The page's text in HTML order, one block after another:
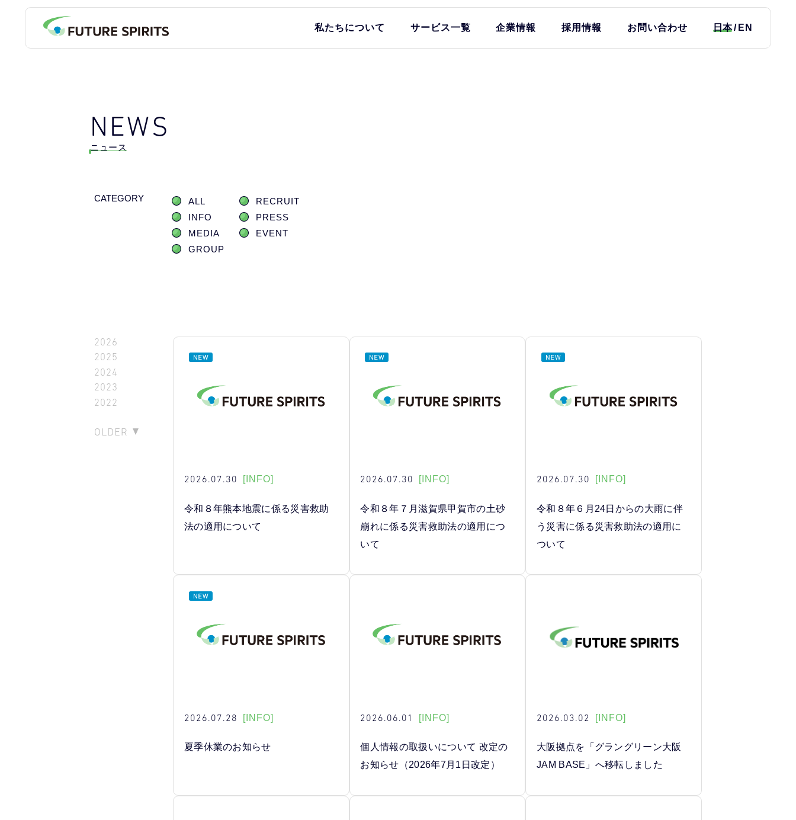
私たちについて サービス一覧 企業情報 採用情報 お問い合わせ 日本 EN
NEWS
ニュース
CATEGORY ALL
RECRUIT
INFO
PRESS
MEDIA
EVENT
GROUP
2026
2025
2024
2023
2022
OLDER
2026.07.30 [INFO]
令和８年熊本地震に係る災害救助
法の適用について
2026.07.30 [INFO]
令和８年７月滋賀県甲賀市の土砂
崩れに係る災害救助法の適用につ
いて
2026.07.30 [INFO]
令和８年６月24日からの大雨に伴
う災害に係る災害救助法の適用に
ついて
2026.07.28 [INFO]
夏季休業のお知らせ
2026.06.01 [INFO]
個人情報の取扱いについて 改定の
お知らせ（2026年7月1日改定）
2026.03.02 [INFO]
大阪拠点を「グラングリーン大阪
JAM BASE」へ移転しました